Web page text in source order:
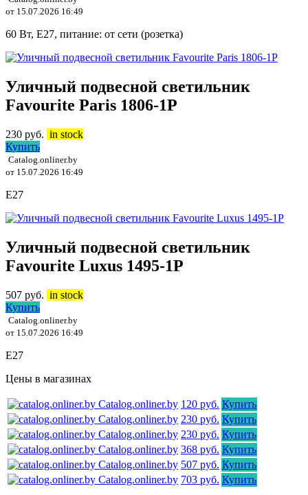
от 15.07.2026 16:49
60 Вт, E27, питание: от сети (розетка)
Уличный подвесной светильник
Favourite Paris 1806-1P
230 руб. in stock
Купить
Catalog.onliner.by
от 15.07.2026 16:49
E27
Уличный подвесной светильник
Favourite Luxus 1495-1P
507 руб. in stock
Купить
Catalog.onliner.by
от 15.07.2026 16:49
E27
Цены в магазинах
Catalog.onliner.by 120 руб. Купить
Catalog.onliner.by 230 руб. Купить
Catalog.onliner.by 230 руб. Купить
Catalog.onliner.by 368 руб. Купить
Catalog.onliner.by 507 руб. Купить
Catalog.onliner.by 703 руб. Купить